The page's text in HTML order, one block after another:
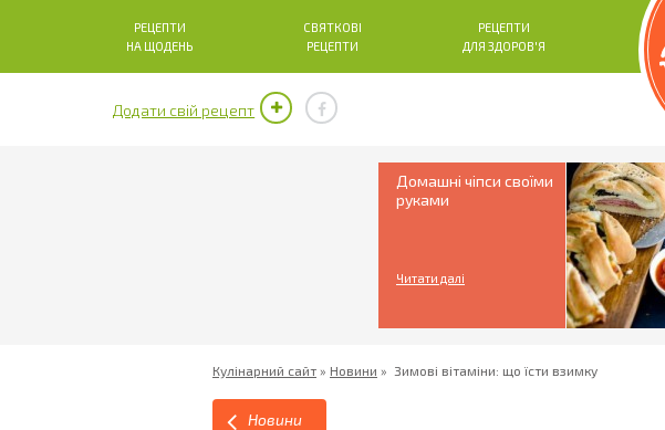
РЕЦЕПТИ
НА ЩОДЕНЬ
СВЯТКОВІ
РЕЦЕПТИ
РЕЦЕПТИ
ДЛЯ ЗДОРОВ'Я
Додати свій рецепт
Домашні чіпси своїми
руками
Читати далі
Кулінарний сайт » Новини » Зимові вітаміни: що їсти взимку
Новини